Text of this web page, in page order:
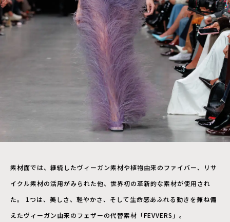
素材面では、継続したヴィーガン素材や植物由来のファイバー、リサ
イクル素材の活用がみられた他、世界初の革新的な素材が使用され
た。 1つは、美しさ、軽やかさ、そして生命感あふれる動きを兼ね備
えたヴィーガン由来のフェザーの代替素材「FEVVERS」。